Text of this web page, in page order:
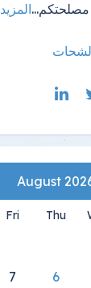
...المزيد
August
Thu
Fri
6
7